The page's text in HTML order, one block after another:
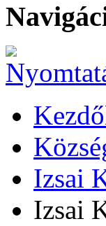
Izsai
Izsai